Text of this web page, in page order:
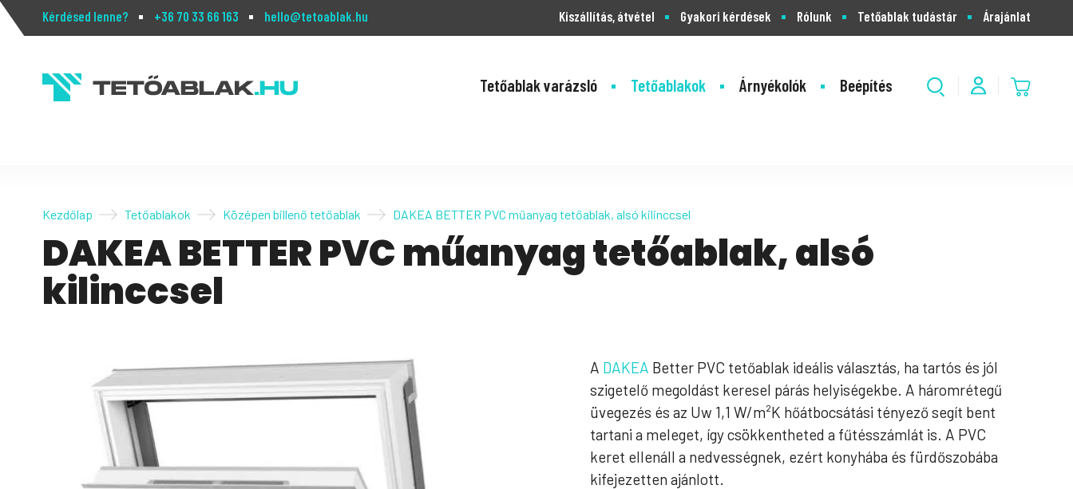
Kérdésed lenne? +36 70 33 66 163 hello@tetoablak.hu Kiszállítás, átvétel Gyakori kérdések Rólunk Tetőablak tudástár Árajánlat
Tetőablak varázsló Tetőablakok Árnyékolók Beépítés
Kezdőlap Tetőablakok Középen billenő tetőablak DAKEA BETTER PVC műanyag tetőablak, alsó kilinccsel
DAKEA BETTER PVC műanyag tetőablak, alsó
kilinccsel
A DAKEA Better PVC tetőablak ideális választás, ha tartós és jól
szigetelő megoldást keresel párás helyiségekbe. A háromrétegű
üvegezés és az Uw 1,1 W/m²K hőátbocsátási tényező segít bent
tartani a meleget, így csökkentheted a fűtésszámlát is. A PVC
keret ellenáll a nedvességnek, ezért konyhába és fürdőszobába
kifejezetten ajánlott.